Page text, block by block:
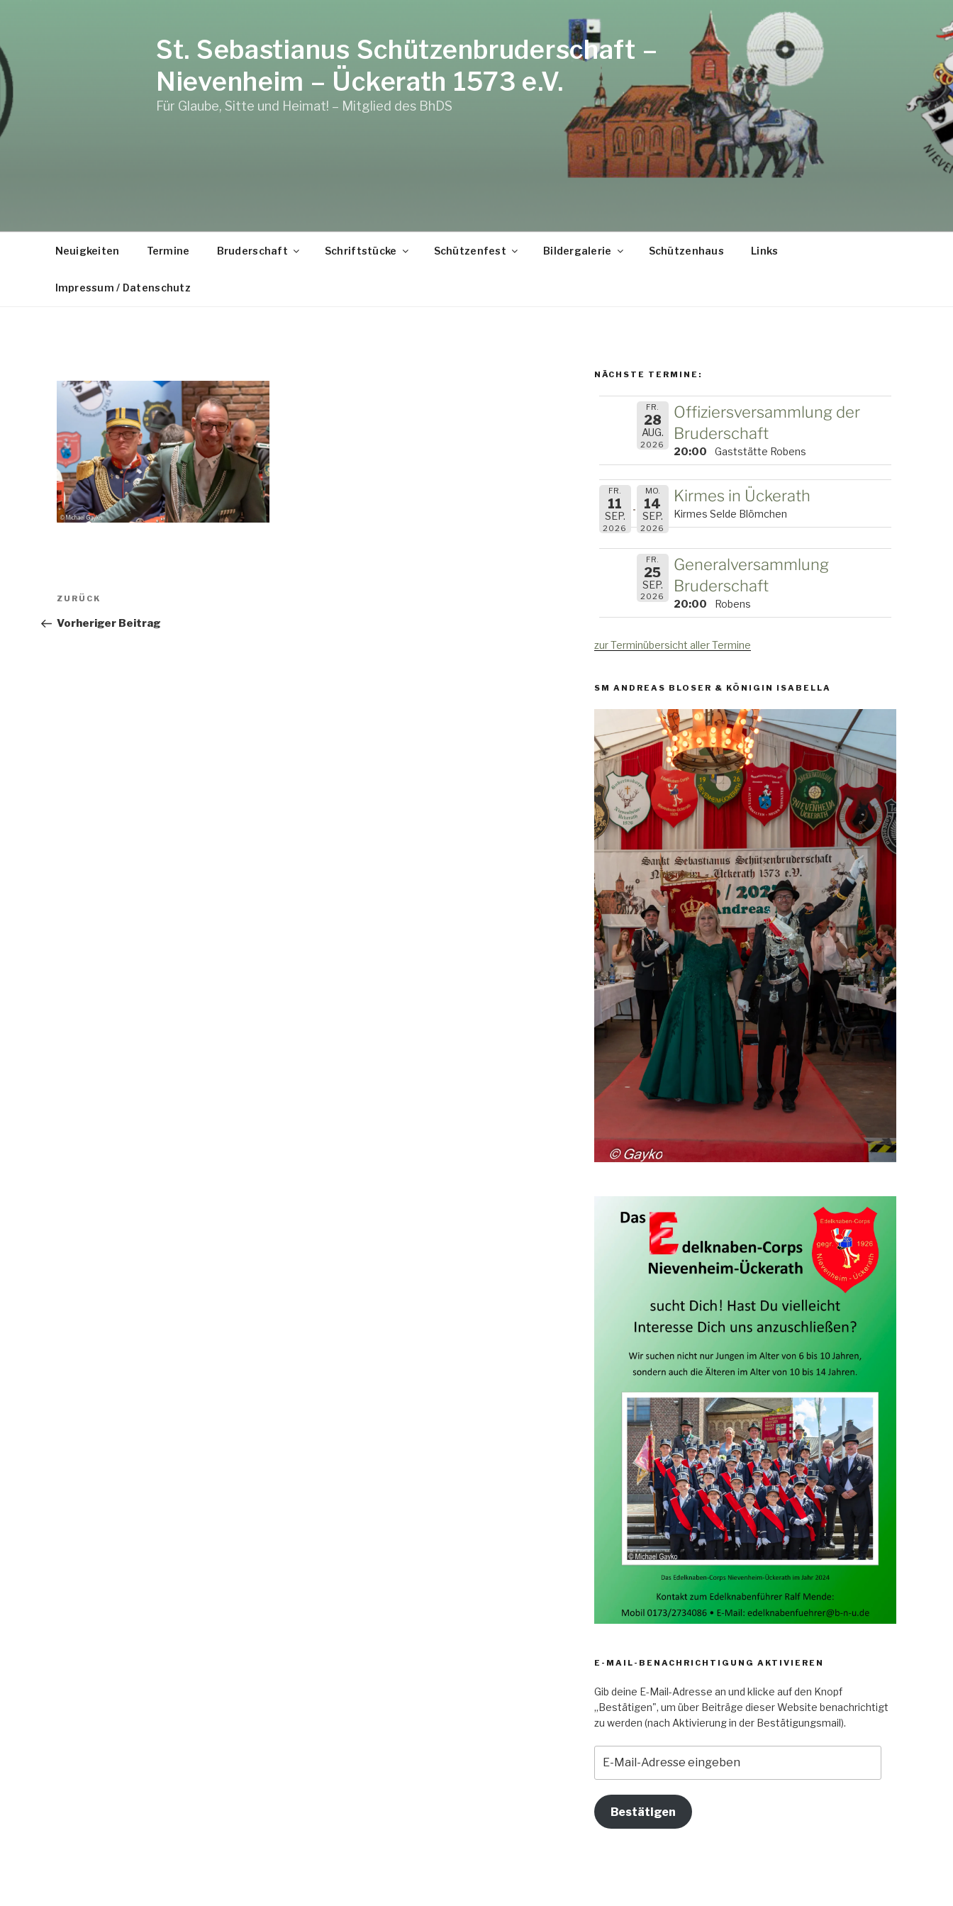
St. Sebastianus Schützenbruderschaft –
Nievenheim – Ückerath 1573 e.V.
Für Glaube, Sitte und Heimat! – Mitglied des BhDS
Neuigkeiten Termine Bruderschaft Schriftstücke Schützenfest Bildergalerie Schützenhaus Links
Impressum / Datenschutz
Beitragsnavigation
Vorheriger
ZURÜCK
Vorheriger Beitrag
NÄCHSTE TERMINE:
FR.
28
AUG.
2026
Offiziersversammlung der
Bruderschaft
20:00 Gaststätte Robens
FR.
11
SEP.
2026
MO.
14
SEP.
2026
Kirmes in Ückerath
Kirmes Selde Blömchen
FR.
25
SEP.
2026
Generalversammlung
Bruderschaft
20:00 Robens
zur Terminübersicht aller Termine
SM ANDREAS BLOSER & KÖNIGIN ISABELLA
E-MAIL-BENACHRICHTIGUNG AKTIVIEREN
Gib deine E-Mail-Adresse an und klicke auf den Knopf
„Bestätigen", um über Beiträge dieser Website benachrichtigt
zu werden (nach Aktivierung in der Bestätigungsmail).
Mail-
Adresse
eingeben
Bestätigen